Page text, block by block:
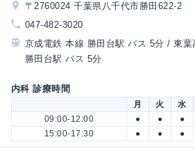
〒2760024 千葉県八千代市勝田622-2
047-482-3020
京成電鉄 本線 勝田台駅 バス 5分 / 東
勝田台駅 バス 5分
内科 診療時間
月 火 水
09:00-12:00
● ● ●
15:00-17:30
● ● ●